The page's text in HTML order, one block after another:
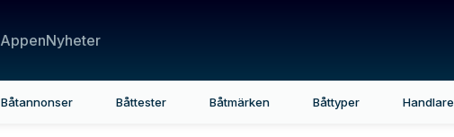
AppenNyheter
Båtannonser Båttester Båtmärken Båttyper Handlare